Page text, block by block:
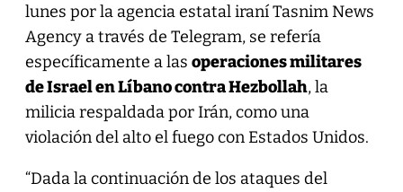
lunes por la agencia estatal iraní Tasnim News
Agency a través de Telegram, se refería
específicamente a las operaciones militares
de Israel en Líbano contra Hezbollah, la
milicia respaldada por Irán, como una
violación del alto el fuego con Estados Unidos.
“Dada la continuación de los ataques del